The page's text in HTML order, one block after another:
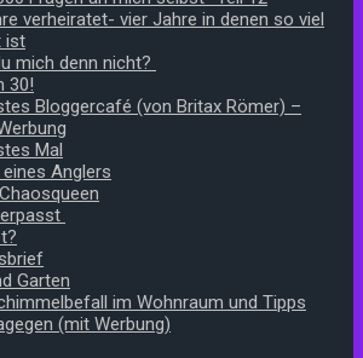
verheiratet- vier Jahre in denen so viel
ist
mich denn nicht?
30!
Bloggercafé (von Britax Römer) –
Mal
Anglers
Garten
im Wohnraum und Tipps
(mit Werbung)